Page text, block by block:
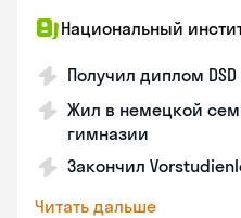
Национальный
Получил диплом
Жил в немецкой
гимназии
Закончил
Читать дальше